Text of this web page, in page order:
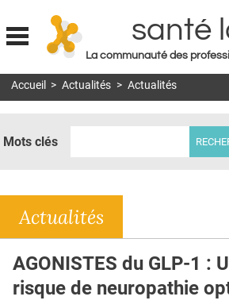
Jump to
santé
La communauté des
MON COMPTE
DOSSIERS
RÉSEAUX
E-REVUE SAD
THÉMA
Accueil > Actualités > Actualités
Mots clés
Actualités
AGONISTES du GLP-1 :
risque de neuropathie